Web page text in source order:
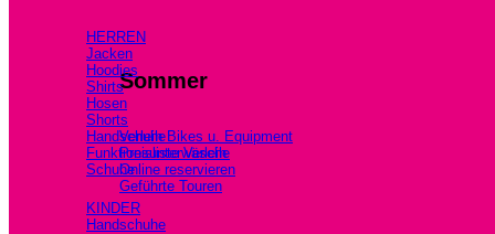
Sommer
Verleih Bikes u. Equipment
Preisliste Verleih
Online reservieren
Geführte Touren
HERREN
Jacken
Hoodies
Shirts
Hosen
Shorts
Handschuhe
Funktionsunterwäsche
Schuhe
KINDER
Handschuhe